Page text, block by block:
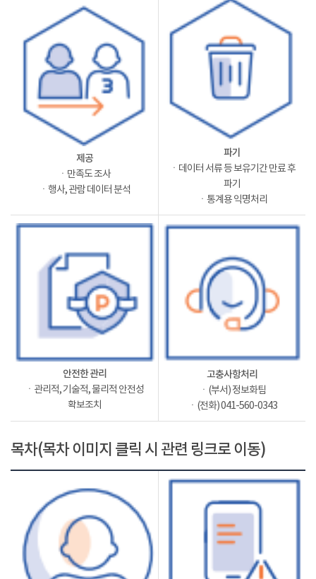
제공
ㆍ만족도 조사
ㆍ행사, 관람 데이터 분석
파기
ㆍ데이터 서류 등 보유기간 만료 후
파기
ㆍ통계용 익명처리
안전한 관리
ㆍ관리적, 기술적, 물리적 안전성
확보조치
고충사항처리
ㆍ(부서) 정보화팀
ㆍ(전화) 041-560-0343
목차(목차 이미지 클릭 시 관련 링크로 이동)